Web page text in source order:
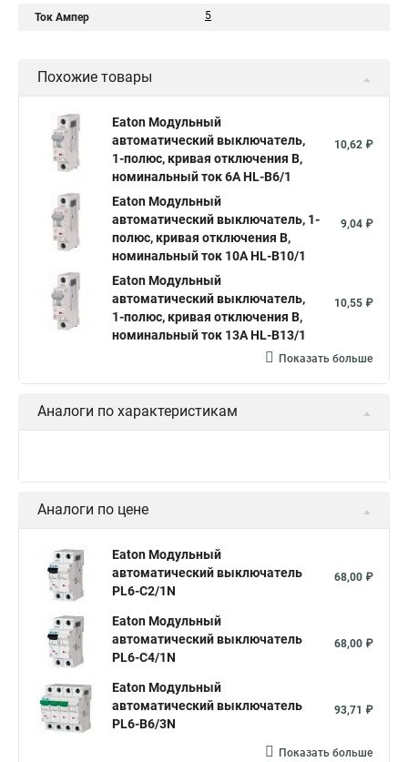
Ток Ампер 5
Похожие товары
Eaton Модульный
автоматический выключатель,
1-полюс, кривая отключения B,
номинальный ток 6А HL-B6/1
10,62 ₽
Eaton Модульный
автоматический выключатель, 1-
полюс, кривая отключения B,
номинальный ток 10А HL-B10/1
9,04 ₽
Eaton Модульный
автоматический выключатель,
1-полюс, кривая отключения B,
номинальный ток 13А HL-B13/1
10,55 ₽
Показать больше
Аналоги по характеристикам
Аналоги по цене
Eaton Модульный
автоматический выключатель
PL6-C2/1N
68,00 ₽
Eaton Модульный
автоматический выключатель
PL6-C4/1N
68,00 ₽
Eaton Модульный
автоматический выключатель
PL6-B6/3N
93,71 ₽
Показать больше